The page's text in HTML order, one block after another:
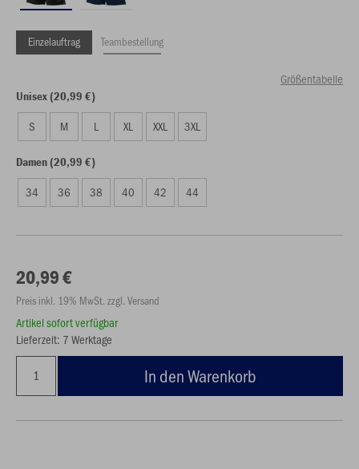
Einzelauftrag Teambestellung
Größentabelle
Unisex (20,99 €)
S M L XL XXL 3XL
Damen (20,99 €)
34 36 38 40 42 44
20,99 €
Preis inkl. 19% MwSt. zzgl. Versand
Artikel sofort verfügbar
Lieferzeit: 7 Werktage
In den Warenkorb